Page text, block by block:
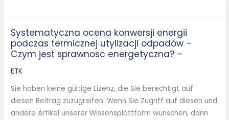
Systematyczna ocena konwersji energii
podczas termicznej utylizacji odpadów –
Czym jest sprawnosc energetyczna? –
ETK
Sie haben keine gültige Lizenz, die Sie berechtigt auf
diesen Beitrag zuzugreifen. Wenn Sie Zugriff auf diesen und
andere Artikel unserer Wissensplattform wünschen, dann
Systematyczna
ocena
konwersji
energii